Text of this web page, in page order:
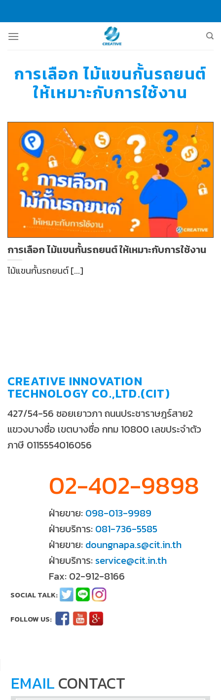
content
การเลือก ไม้แขนกั้นรถยนต์
ให้เหมาะกับการใช้งาน
การเลือก ไม้แขนกั้นรถยนต์ ให้เหมาะกับการใช้งาน
ไม้แขนกั้นรถยนต์ [...]
CREATIVE INNOVATION
TECHNOLOGY CO.,LTD.(CIT)
427/54-56 ซอยเยาวภา ถนนประชาราษฎร์สาย2
แขวงบางซื่อ เขตบางซื่อ กทม 10800 เลขประจำตัว
ภาษี 0115554016056
02-402-9898
ฝ่ายขาย: 098-013-9989
ฝ่ายบริการ: 081-736-5585
ฝ่ายขาย: doungnapa.s@cit.in.th
ฝ่ายบริการ: service@cit.in.th
Fax: 02-912-8166
EMAILCONTACT